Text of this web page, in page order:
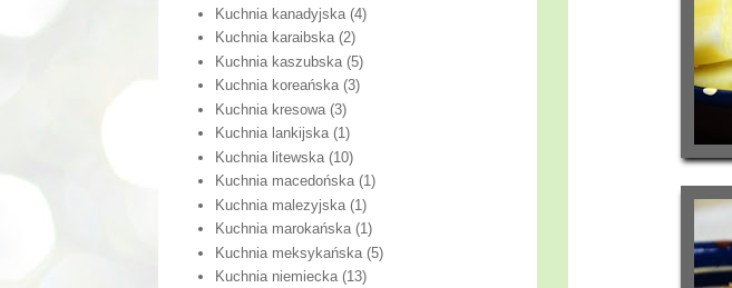
Kuchnia kanadyjska (4)
Kuchnia karaibska (2)
Kuchnia kaszubska (5)
Kuchnia koreańska (3)
Kuchnia kresowa (3)
Kuchnia lankijska (1)
Kuchnia litewska (10)
Kuchnia macedońska (1)
Kuchnia malezyjska (1)
Kuchnia marokańska (1)
Kuchnia meksykańska (5)
Kuchnia niemiecka (13)